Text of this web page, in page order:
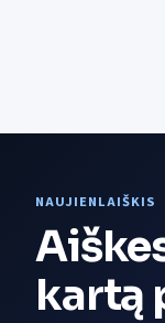
NAUJIENLAIŠKIS
kartą